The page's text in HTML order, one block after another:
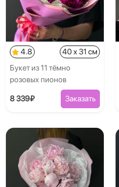
4.8
40 x 31 см
Букет из 11 тёмно
розовых пионов
8 339₽ Заказать